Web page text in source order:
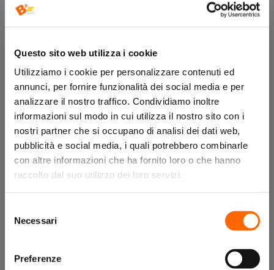
Questo sito web utilizza i cookie
Utilizziamo i cookie per personalizzare contenuti ed
annunci, per fornire funzionalità dei social media e per
analizzare il nostro traffico. Condividiamo inoltre
informazioni sul modo in cui utilizza il nostro sito con i
nostri partner che si occupano di analisi dei dati web,
pubblicità e social media, i quali potrebbero combinarle
con altre informazioni che ha fornito loro o che hanno
raccolto dal suo utilizzo dei loro servizi.
delNecessari
Preferenze
disponibilità:
REGISTRATI ORA ACCEDI
Descrizione